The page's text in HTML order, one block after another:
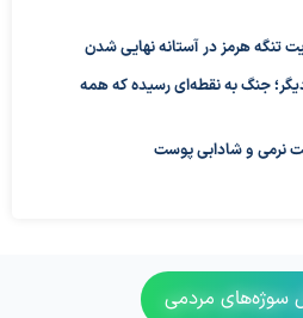
تنگه هرمز در آستانه نهایی شدن
جنگ به نقطه‌ای رسیده که همه
نرمی و شادابی پوست
سوژه‌های مردمی